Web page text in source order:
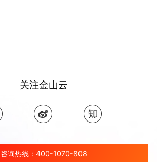
关注金山云
咨询热线：400-1070-808